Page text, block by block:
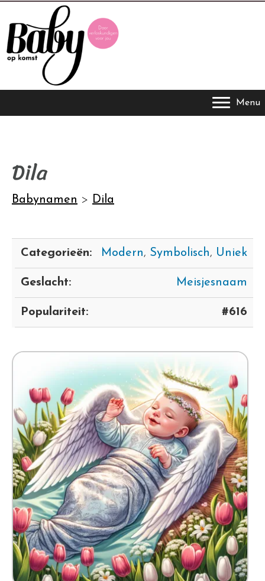
Menu
Dila
Babynamen > Dila
Categorieën: Modern, Symbolisch, Uniek
Geslacht: Meisjesnaam
Populariteit: #616